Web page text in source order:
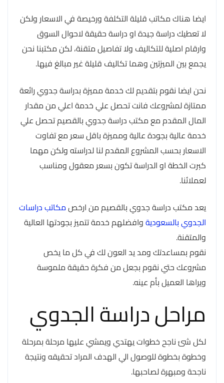
ايضا هناك مكاتب قليلة التكلفة ورخيصة في الاسعار ولكن
لا تعطيك دراسة جيدة او دراسة حقيقة لاحوال السوق
وارقام اصلية للتكاليف ولا تفاصيل متقنة، لكن مكتبنا نحن
يجمع بين الميزتين وهما تكاليف قليلة غير مبالغ فيها.
نحن ايضا نقوم بتقديم لك خدمة مميزة بدراسة جدوي رائعة
ممتازة لمشروعك فانت تحصل علي خدمة اعلي من مقدار
المال المقدم مع مكتب دراسة جدوي بالقصيم تحصل علي
خدمة عالية بجودة عالية ومميزة باقل سعر مع تفاوت
الاسعار بحسب المشروع المقدم لنا لدراسته ولكن مهما
كبرت الخطة او الدراسة تكون بسعر معقول ومناسب
لعملائنا.
يعد مكتب دراسة جدوي بالقصيم من ارخصمكاتب دراسات
الجدوي بالسعوديةوافضلهم خدمة تتميز بجودتها العالية
والمتقنة.
نقوم بمساعدتك ومد يد العون لك في كل ما يخص
مشروعك حتي نقوم بجعل من فكرة حقيقة ملموسة
ويراها العميل بأم عينه.
مراحل دراسة الجدوي
لكل شئ ناجح خطوات يهتدي ويمشي عليها مرحلة بمرحلة
وخطوة بخطوة للوصول الي الهدف المراد تحقيقه ونتيجة
ناجحة ومبهرة لصاحبها.